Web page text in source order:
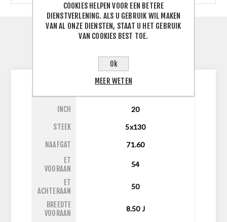
SPECIFICATIES
CONTACTEER ONS
INCH 20
STEEK 5x130
NAAFGAT
71.60
ET
VOORAAN
54
ET
ACHTERAAN
50
BREEDTE
VOORAAN
8.50J
COOKIES HELPEN VOOR EEN BETERE
DIENSTVERLENING. ALS U GEBRUIK WIL MAKEN
VAN AL ONZE DIENSTEN, STAAT U HET GEBRUIK
VAN COOKIES BEST TOE.
Ok
MEER WETEN